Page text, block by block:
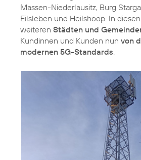
Massen-Niederlausitz, Burg
Eilsleben und Heilshoop. In
weiteren Städten und
Kundinnen und Kunden nun von
modernen 5G-Standards